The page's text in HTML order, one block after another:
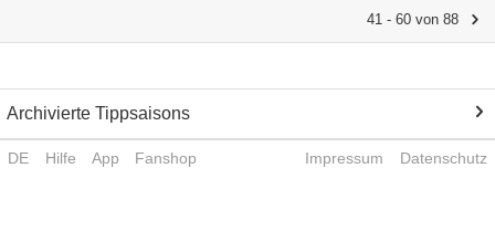
41 - 60 von 88
Archivierte Tippsaisons
DE Hilfe App Fanshop Impressum Datenschutz